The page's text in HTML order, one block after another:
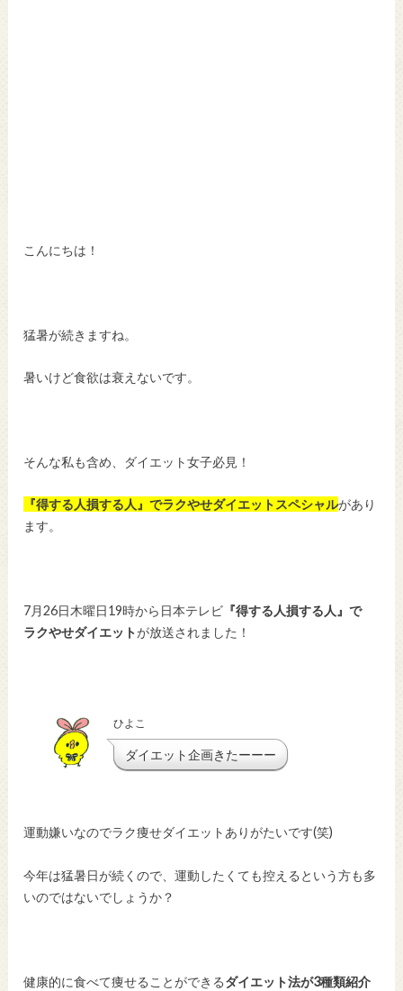
こんにちは！
猛暑が続きますね。
暑いけど食欲は衰えないです。
そんな私も含め、ダイエット女子必見！
『得する人損する人』でラクやせダイエットスペシャルがあり
ます。
7月26日木曜日19時から日本テレビ 『得する人損する人』で
ラクやせダイエットが放送されました！
ひよこ
ダイエット企画きたーーー
運動嫌いなのでラク痩せダイエットありがたいです(笑)
今年は猛暑日が続くので、運動したくても控えるという方も多
いのではないでしょうか？
健康的に食べて痩せることができるダイエット法が3種類紹介